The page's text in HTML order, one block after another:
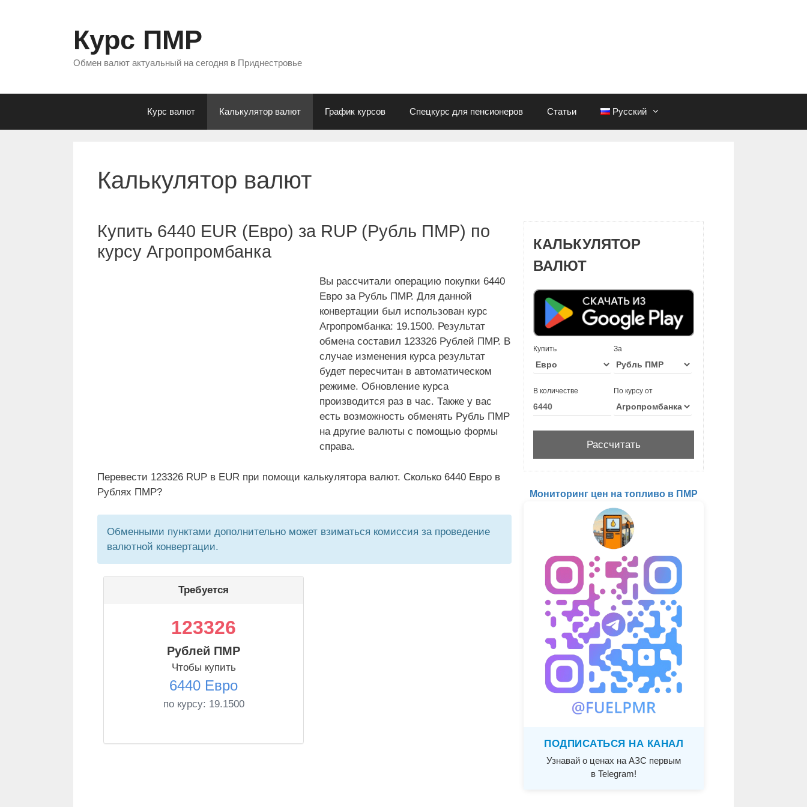
Курс ПМР
Обмен валют актуальный на сегодня в Приднестровье
Курс валют Калькулятор валют График курсов Спецкурс для пенсионеров Статьи Русский
Калькулятор валют
Купить 6440 EUR (Евро) за RUP (Рубль ПМР) по
курсу Агропромбанка
Вы рассчитали операцию покупки 6440
Евро за Рубль ПМР. Для данной
конвертации был использован курс
Агропромбанка: 19.1500. Результат
обмена составил 123326 Рублей ПМР. В
случае изменения курса результат
будет пересчитан в автоматическом
режиме. Обновление курса
производится раз в час. Также у вас
есть возможность обменять Рубль ПМР
на другие валюты с помощью формы
справа.
Перевести 123326 RUP в EUR при помощи калькулятора валют. Сколько 6440 Евро в
Рублях ПМР?
Обменными пунктами дополнительно может взиматься комиссия за проведение
валютной конвертации.
Требуется
123326
Рублей ПМР
Чтобы купить
6440 Евро
по курсу: 19.1500
КАЛЬКУЛЯТОР
ВАЛЮТ
Купить За
В количестве По курсу от
Мониторинг цен на топливо в ПМР
ПОДПИСАТЬСЯ НА КАНАЛ
Узнавай о ценах на АЗС первым
в Telegram!